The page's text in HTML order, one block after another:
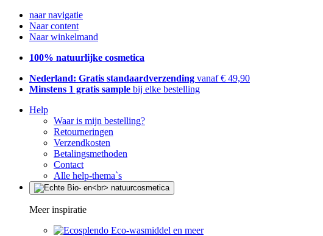
naar navigatie
Naar content
Naar winkelmand
100% natuurlijke cosmetica
Nederland: Gratis standaardverzending vanaf € 49,90
Minstens 1 gratis sample bij elke bestelling
Help
Waar is mijn bestelling?
Retourneringen
Verzendkosten
Betalingsmethoden
Contact
Alle help-thema`s
Meer inspiratie
Eco-wasmiddel en meer